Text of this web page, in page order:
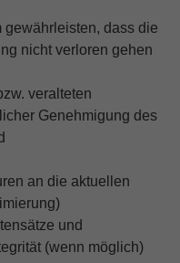
gewährleisten, dass die
nicht verloren gehen
veralteten
Genehmigung des
an die aktuellen
und
(wenn möglich)